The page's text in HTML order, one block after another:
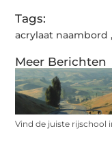
Meer Berichten
Vind de juiste rijschool
Tags:
acrylaat naambord ,